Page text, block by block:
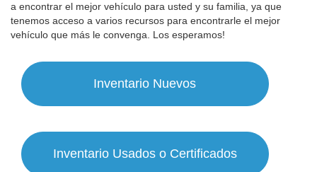
a encontrar el mejor vehículo para usted y su familia, ya que
tenemos acceso a varios recursos para encontrarle el mejor
vehículo que más le convenga. Los esperamos!
Inventario Nuevos
Inventario Usados o Certificados